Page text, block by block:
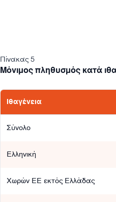
Πίνακας 5
Μόνιμος πληθυσμός κατά
Ιθαγένεια
Σύνολο
Ελληνική
Χωρών ΕΕ εκτός Ελλάδας